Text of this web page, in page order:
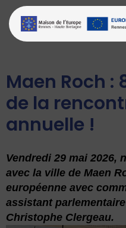
Maen Roch
de la
annuelle !
Vendredi 29 mai 2026,
avec la ville de Maen
européenne avec
assistant
Christophe Clergeau.